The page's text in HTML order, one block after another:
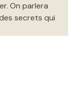
On parlera
secrets qui